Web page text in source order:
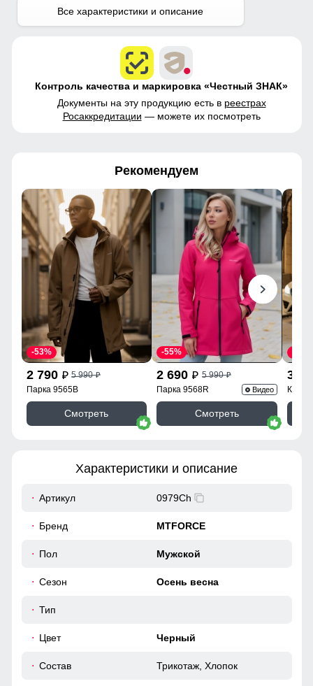
Все характеристики и описание
Контроль качества и маркировка «Честный ЗНАК»
Документы на эту продукцию есть в реестрах
Росаккредитации — можете их посмотреть
Рекомендуем
2 790 p 5 990p
-53%
Парка 9565B
Смотреть
2 690 p 5 990p
-55%
Парка 9568R Видео
Смотреть
3
Характеристики и описание
Артикул 0979Ch
Бренд MTFORCE
Пол Мужской
Сезон Осень весна
Тип
Цвет Черный
Состав Трикотаж, Хлопок